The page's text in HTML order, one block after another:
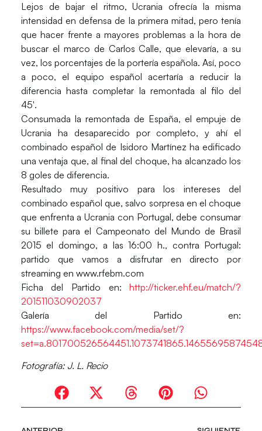
Lejos de bajar el ritmo, Ucrania ofrecía la misma
intensidad en defensa de la primera mitad, pero tenía
que hacer frente a mayores problemas a la hora de
buscar el marco de Carlos Calle, que elevaría, a su
vez, los porcentajes de la portería española. Así, poco
a poco, el equipo español acertaría a reducir la
diferencia hasta completar la remontada al filo del
45′.
Consumada la remontada de España, el empuje de
Ucrania ha desaparecido por completo, y ahí el
combinado español de Isidoro Martínez ha edificado
una ventaja que, al final del choque, ha alcanzado los
8 goles de diferencia.
Resultado muy positivo para los intereses del
combinado español que, salvo sorpresa en el choque
que enfrenta a Ucrania con Portugal, debe consumar
su billete para el Campeonato del Mundo de Brasil
2015 el domingo, a las 16:00 h., contra Portugal:
partido que vamos a disfrutar en directo por
streaming en www.rfebm.com
Ficha del Partido en:http://ticker.ehf.eu/match/?
201511030902037
Galería del Partido en:
https://www.facebook.com/media/set/?
Fotografía: J. L. Recio